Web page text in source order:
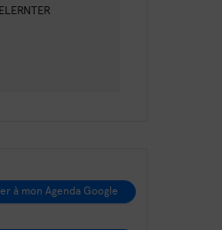
à mon Agenda Google